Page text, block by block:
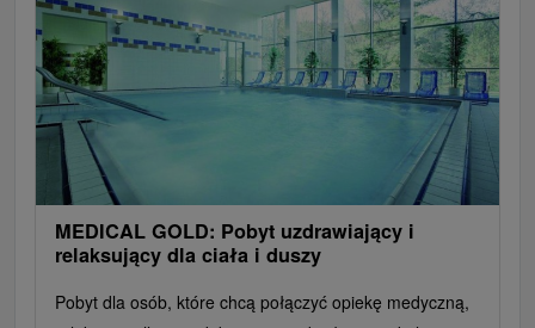
MEDICAL GOLD: Pobyt uzdrawiający i
relaksujący dla ciała i duszy
Pobyt dla osób, które chcą połączyć opiekę medyczną,